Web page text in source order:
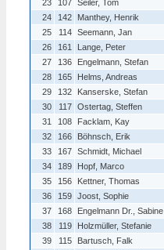
23
107 Seiler, Tom
24
142 Manthey, Henrik
25
114 Seemann, Jan
26
161 Lange, Peter
27
136 Engelmann, Stefan
28
165 Helms, Andreas
29
132 Kanserske, Stefan
30
117 Ostertag, Steffen
31
108 Facklam, Kay
32
166 Böhnsch, Erik
33
167 Schmidt, Michael
34
189 Hopf, Marco
35
156 Kettner, Thomas
36
159 Joost, Sophie
37
168 Engelmann Dr., Sabine
38
119 Holzmüller, Stefanie
39
115 Bartusch, Falk